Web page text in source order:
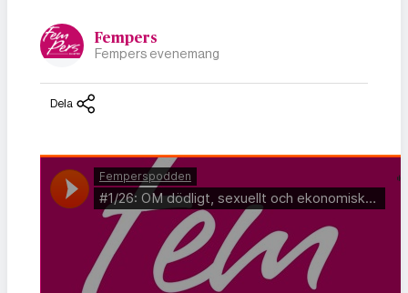
Fempers
Fempers evenemang
Dela